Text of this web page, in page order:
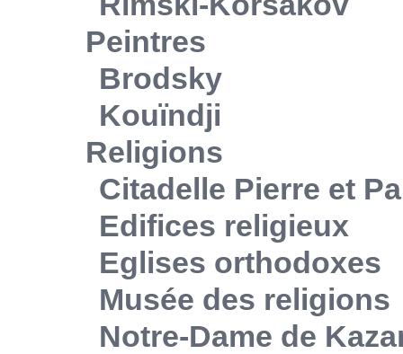
Peintres
Brodsky
Kouïndji
Religions
Citadelle Pierre et
Edifices religieux
Eglises orthodoxes
Musée des religions
Notre-Dame de